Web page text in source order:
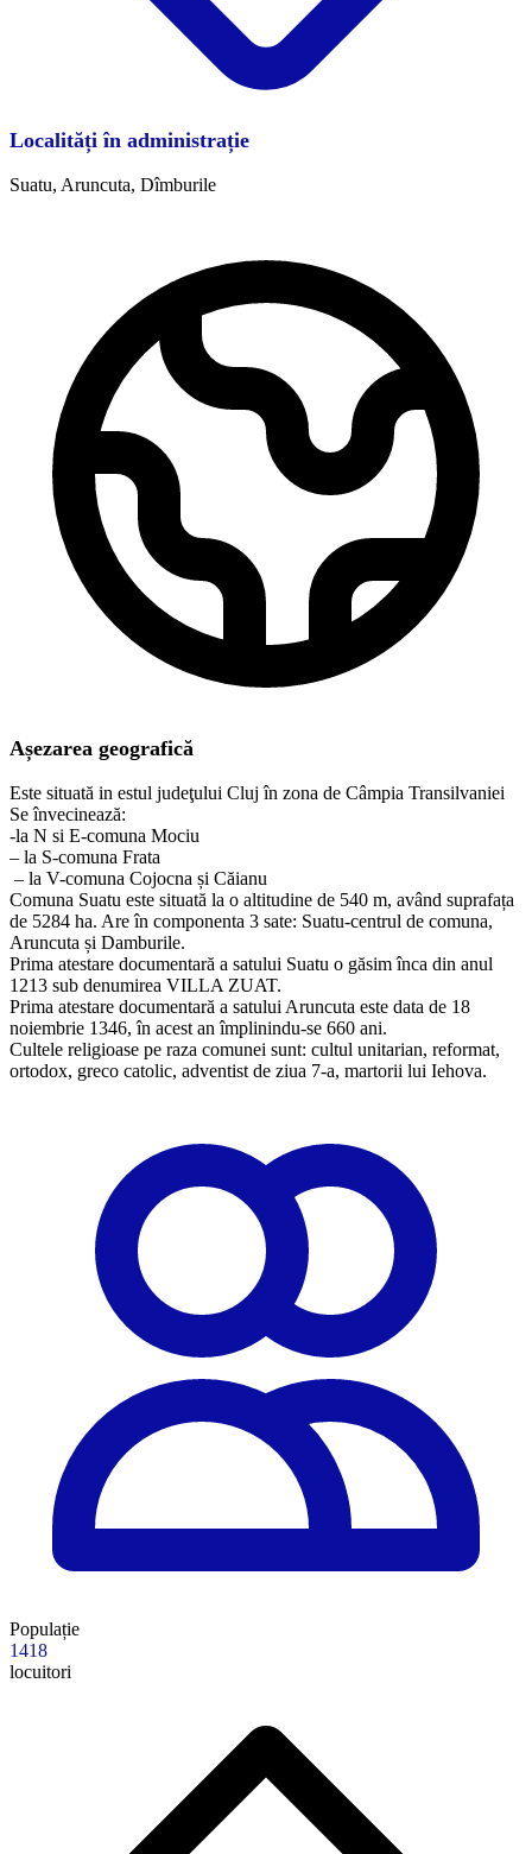
Localități în administrație
Suatu, Aruncuta, Dîmburile
Așezarea geografică
Este situată in estul judeţului Cluj în zona de Câmpia Transilvaniei
Se învecinează:
-la N si E-comuna Mociu
– la S-comuna Frata
– la V-comuna Cojocna și Căianu
Comuna Suatu este situată la o altitudine de 540 m, având suprafața
de 5284 ha. Are în componenta 3 sate: Suatu-centrul de comuna,
Aruncuta și Damburile.
Prima atestare documentară a satului Suatu o găsim înca din anul
1213 sub denumirea VILLA ZUAT.
Prima atestare documentară a satului Aruncuta este data de 18
noiembrie 1346, în acest an împlinindu-se 660 ani.
​Cultele religioase pe raza comunei sunt: cultul unitarian, reformat,
ortodox, greco catolic, adventist de ziua 7-a, martorii lui Iehova.
Populație
1418
locuitori